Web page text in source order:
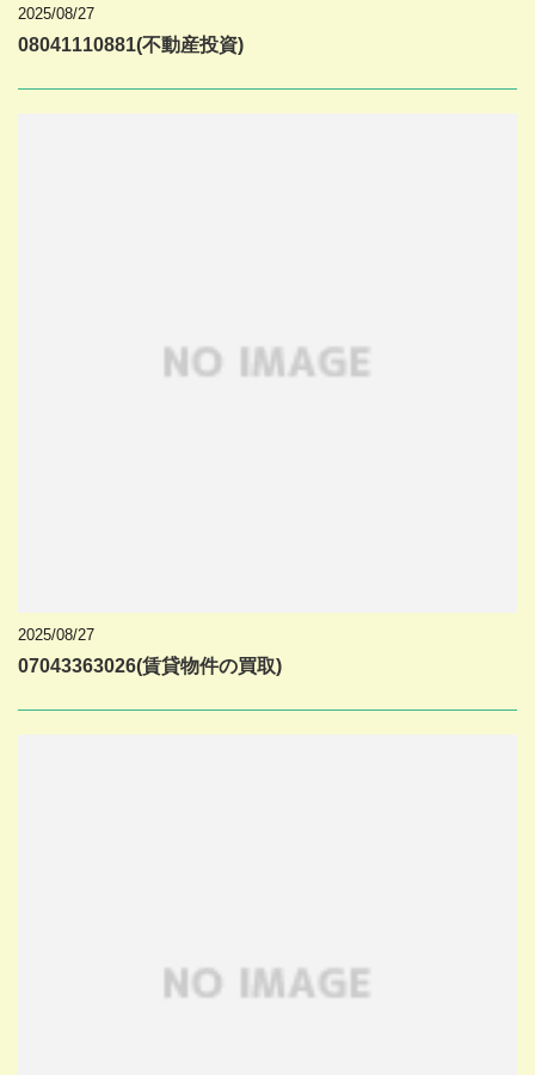
2025/08/27
08041110881(不動産投資)
2025/08/27
07043363026(賃貸物件の買取)